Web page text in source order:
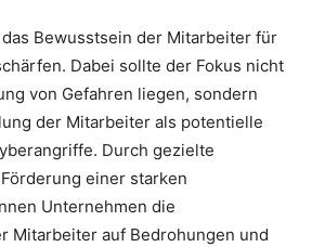
Bewusstsein der Mitarbeiter für
Dabei sollte der Fokus nicht
von Gefahren liegen, sondern
der Mitarbeiter als potentielle
Durch gezielte
einer starken
Unternehmen die
Mitarbeiter auf Bedrohungen und